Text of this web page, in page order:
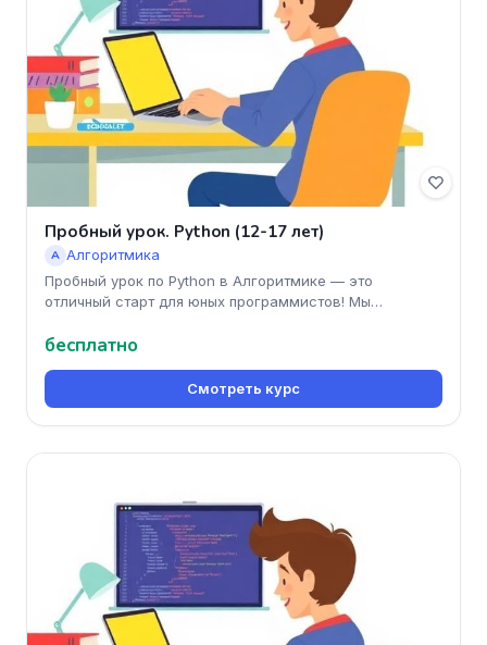
Пробный урок. Python (12-17 лет)
А Алгоритмика
Пробный урок по Python в Алгоритмике — это
отличный старт для юных программистов! Мы
бесплатно
Смотреть курс